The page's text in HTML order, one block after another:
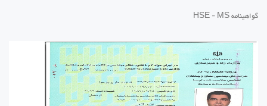
گواهینامه HSE - MS